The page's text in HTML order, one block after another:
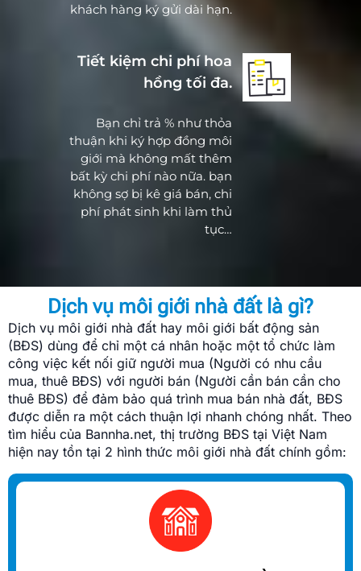
khách hàng ký gửi dài hạn.
Tiết kiệm chi phí hoa
hồng tối đa.
Bạn chỉ trả % như thỏa
thuận khi ký hợp đồng môi
giới mà không mất thêm
bất kỳ chi phí nào nữa. bạn
không sợ bị kê giá bán, chi
phí phát sinh khi làm thủ
tục…
Dịch vụ môi giới nhà đất là gì?
Dịch vụ môi giới nhà đất hay môi giới bất động sản
(BĐS) dùng để chỉ một cá nhân hoặc một tổ chức làm
công việc kết nối giữ người mua (Người có nhu cầu
mua, thuê BĐS) với người bán (Người cần bán cần cho
thuê BĐS) để đảm bảo quá trình mua bán nhà đất, BĐS
được diễn ra một cách thuận lợi nhanh chóng nhất. Theo
tìm hiểu của Bannha.net, thị trường BĐS tại Việt Nam
hiện nay tồn tại 2 hình thức môi giới nhà đất chính gồm: